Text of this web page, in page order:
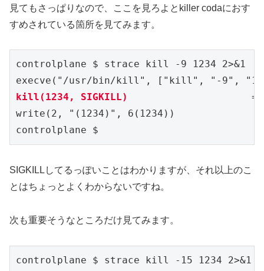
見てもさっぱりなので、ここを見ろよとkiller codaにおす
すめされている箇所を見てみます。
controlplane $ strace kill -9 1234 2>&1 |
kill(1234, SIGKILL)
=
write(2, "(1234)", 6(1234))
controlplane $
SIGKILLしてるっぽいことはわかりますが、それ以上のこ
とはちょっとよくわからないですね。
次も重要そうなところだけ見てみます。
controlplane $ strace kill -15 1234 2>&1 |